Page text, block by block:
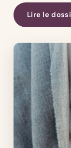
Lire le